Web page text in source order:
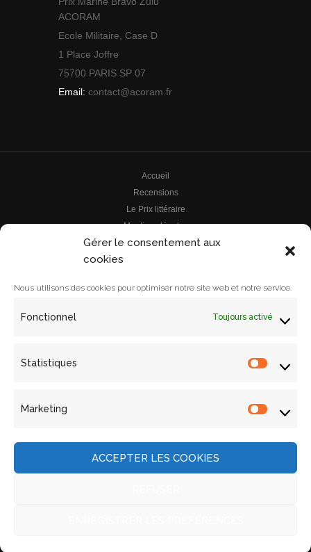
Gérer le consentement aux
cookies
Nous utilisons des cookies pour optimiser notre site web et notre service.
Fonctionnel Toujours activé
Statistiques
Marketing
ACCEPTER LES COOKIES
ACORAM
Ecole Militaire, Case D
1 Place Joffre
75700 PARIS SP 07
Email: contact@acoram.fr
Accueil
Recensions
Le Prix littéraire
Mentions légales
Le prix
Le comité
Actualités
Contact
ACORAM